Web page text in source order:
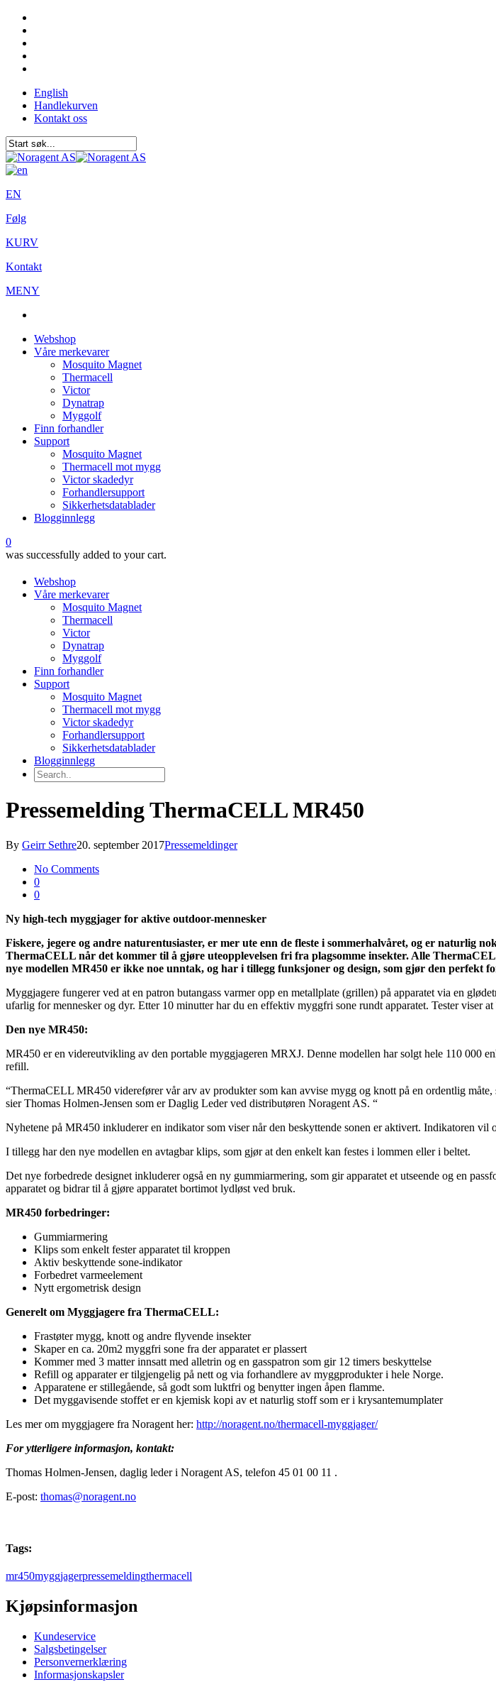
English
Handlekurven
Kontakt oss
EN
Følg
KURV
Kontakt
MENY
Webshop
Våre merkevarer
Mosquito Magnet
Thermacell
Victor
Dynatrap
Myggolf
Finn forhandler
Support
Mosquito Magnet
Thermacell mot mygg
Victor skadedyr
Forhandlersupport
Sikkerhetsdatablader
Blogginnlegg
0
was successfully added to your cart.
Webshop
Våre merkevarer
Mosquito Magnet
Thermacell
Victor
Dynatrap
Myggolf
Finn forhandler
Support
Mosquito Magnet
Thermacell mot mygg
Victor skadedyr
Forhandlersupport
Sikkerhetsdatablader
Blogginnlegg
Pressemelding ThermaCELL MR450
By Geirr Sethre20. september 2017Pressemeldinger
No Comments
0
0
Ny high-tech myggjager for aktive outdoor-mennesker
Fiskere, jegere og andre naturentusiaster, er mer ute enn de fleste i sommerhalvåret, og er naturlig
ThermaCELL når det kommer til å gjøre uteopplevelsen fri fra plagsomme insekter. Alle
nye modellen MR450 er ikke noe unntak, og har i tillegg funksjoner og design, som gjør den perfekt
Myggjagere fungerer ved at en patron butangass varmer opp en metallplate (grillen) på apparatet via en
ufarlig for mennesker og dyr. Etter 10 minutter har du en effektiv myggfri sone rundt apparatet. Tester
Den nye MR450:
MR450 er en videreutvikling av den portable myggjageren MRXJ. Denne modellen har solgt hele 110 000
refill.
“ThermaCELL MR450 viderefører vår arv av produkter som kan avvise mygg og knott på en ordentlig
sier Thomas Holmen-Jensen som er Daglig Leder ved distributøren Noragent AS. “
Nyhetene på MR450 inkluderer en indikator som viser når den beskyttende sonen er aktivert. Indikatoren
I tillegg har den nye modellen en avtagbar klips, som gjør at den enkelt kan festes i lommen eller i beltet.
Det nye forbedrede designet inkluderer også en ny gummiarmering, som gir apparatet et utseende og en
apparatet og bidrar til å gjøre apparatet bortimot lydløst ved bruk.
MR450 forbedringer:
Gummiarmering
Klips som enkelt fester apparatet til kroppen
Aktiv beskyttende sone-indikator
Forbedret varmeelement
Nytt ergometrisk design
Generelt om Myggjagere fra ThermaCELL:
Frastøter mygg, knott og andre flyvende insekter
Skaper en ca. 20m2 myggfri sone fra der apparatet er plassert
Kommer med 3 matter innsatt med alletrin og en gasspatron som gir 12 timers beskyttelse
Refill og apparater er tilgjengelig på nett og via forhandlere av myggprodukter i hele Norge.
Apparatene er stillegående, så godt som luktfri og benytter ingen åpen flamme.
Det myggavisende stoffet er en kjemisk kopi av et naturlig stoff som er i krysantemumplater
Les mer om myggjagere fra Noragent her: http://noragent.no/thermacell-myggjager/
For ytterligere informasjon, kontakt:
Thomas Holmen-Jensen, daglig leder i Noragent AS, telefon 45 01 00 11 .
E-post: thomas@noragent.no
Tags:
mr450myggjagerpressemeldingthermacell
Kjøpsinformasjon
Kundeservice
Salgsbetingelser
Personvernerklæring
Informasjonskapsler